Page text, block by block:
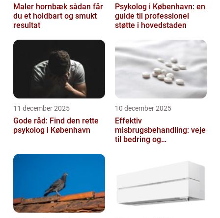
Maler hornbæk sådan får
du et holdbart og smukt
resultat
Psykolog i København: en
guide til professionel
støtte i hovedstaden
11 december 2025
Gode råd: Find den rette
psykolog i København
10 december 2025
Effektiv
misbrugsbehandling: veje
til bedring og